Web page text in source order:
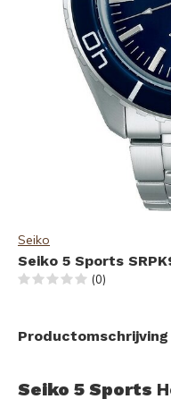
Seiko
Seiko 5 Sports
(0)
Productomschrijving
Seiko 5 Sports